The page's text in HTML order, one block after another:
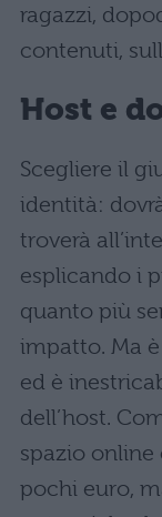
ragazzi,
contenuti,
Host e
Scegliere il
identità:
troverà
esplicando i
quanto più
impatto. Ma
ed è
dell’host.
spazio online
pochi euro,